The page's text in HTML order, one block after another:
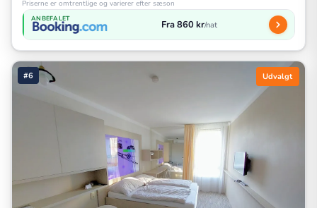
Priserne er omtrentlige og varierer efter sæson
ANBEFALET Fra 860 kr/nat
#6 Udvalgt